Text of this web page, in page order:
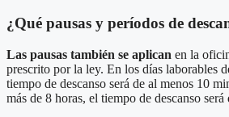
¿Qué pausas y períodos de
Las pausas también se aplican en la
prescrito por la ley. En los días laborables
tiempo de descanso será de al menos 10
más de 8 horas, el tiempo de descanso